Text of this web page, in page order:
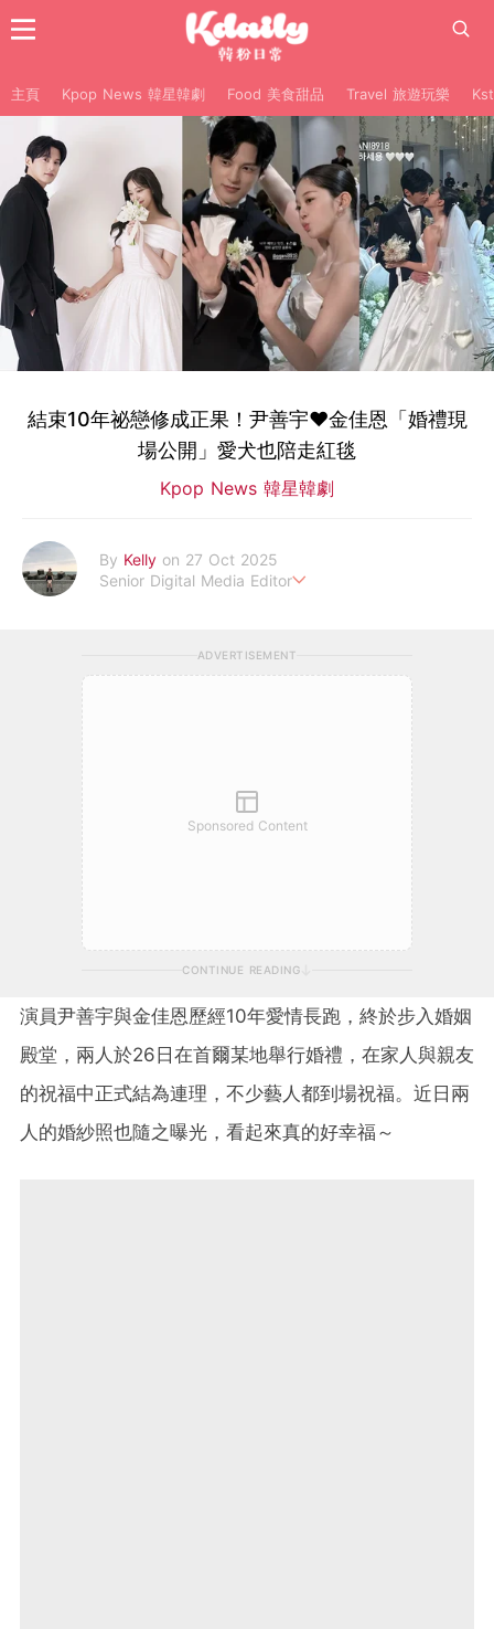
主頁 Kpop News 韓星韓劇 Food 美食甜品 Travel 旅遊玩樂
結束10年祕戀修成正果！尹善宇♥金佳恩「婚禮現
場公開」愛犬也陪走紅毯
Kpop News 韓星韓劇
By Kelly on 27 Oct 2025
Senior Digital Media Editor
ADVERTISEMENT
Sponsored Content
CONTINUE READING
演員尹善宇與金佳恩歷經10年愛情長跑，終於步入婚姻
殿堂，兩人於26日在首爾某地舉行婚禮，在家人與親友
的祝福中正式結為連理，不少藝人都到場祝福。近日兩
人的婚紗照也隨之曝光，看起來真的好幸福～